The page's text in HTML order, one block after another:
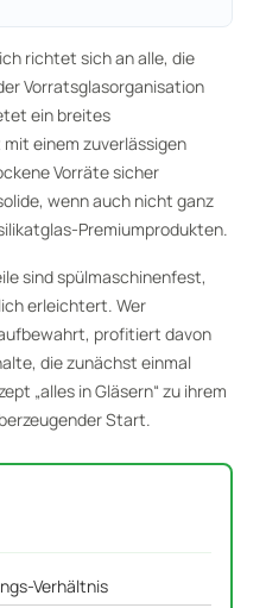
richtet sich an alle, die
Vorratsglasorganisation
ein breites
einem zuverlässigen
Vorräte sicher
wenn auch nicht ganz
Premiumprodukten.
sind spülmaschinenfest,
erleichtert. Wer
profitiert davon
die zunächst einmal
„alles in Gläsern“ zu ihrem
Start.
Verhältnis